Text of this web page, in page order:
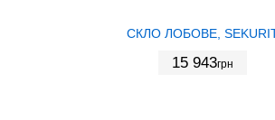
СКЛО ЛОБОВЕ,
15 943грн